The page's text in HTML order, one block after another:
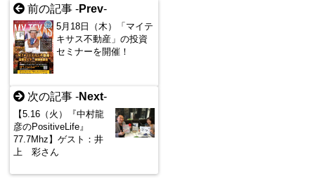
前の記事 -Prev-
5月18日（木）「マイテ
キサス不動産」の投資
セミナーを開催！
次の記事 -Next-
【5.16（火）『中村龍
彦のPositiveLife』
77.7Mhz】ゲスト：井
上 彩さん